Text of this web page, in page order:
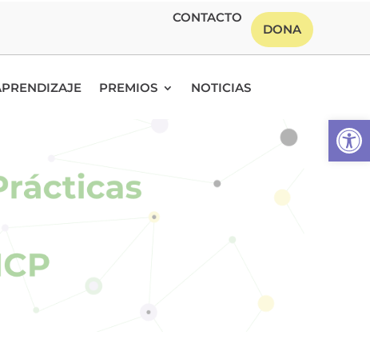
CONTACTO
DONA
PREMIOS NOTICIAS